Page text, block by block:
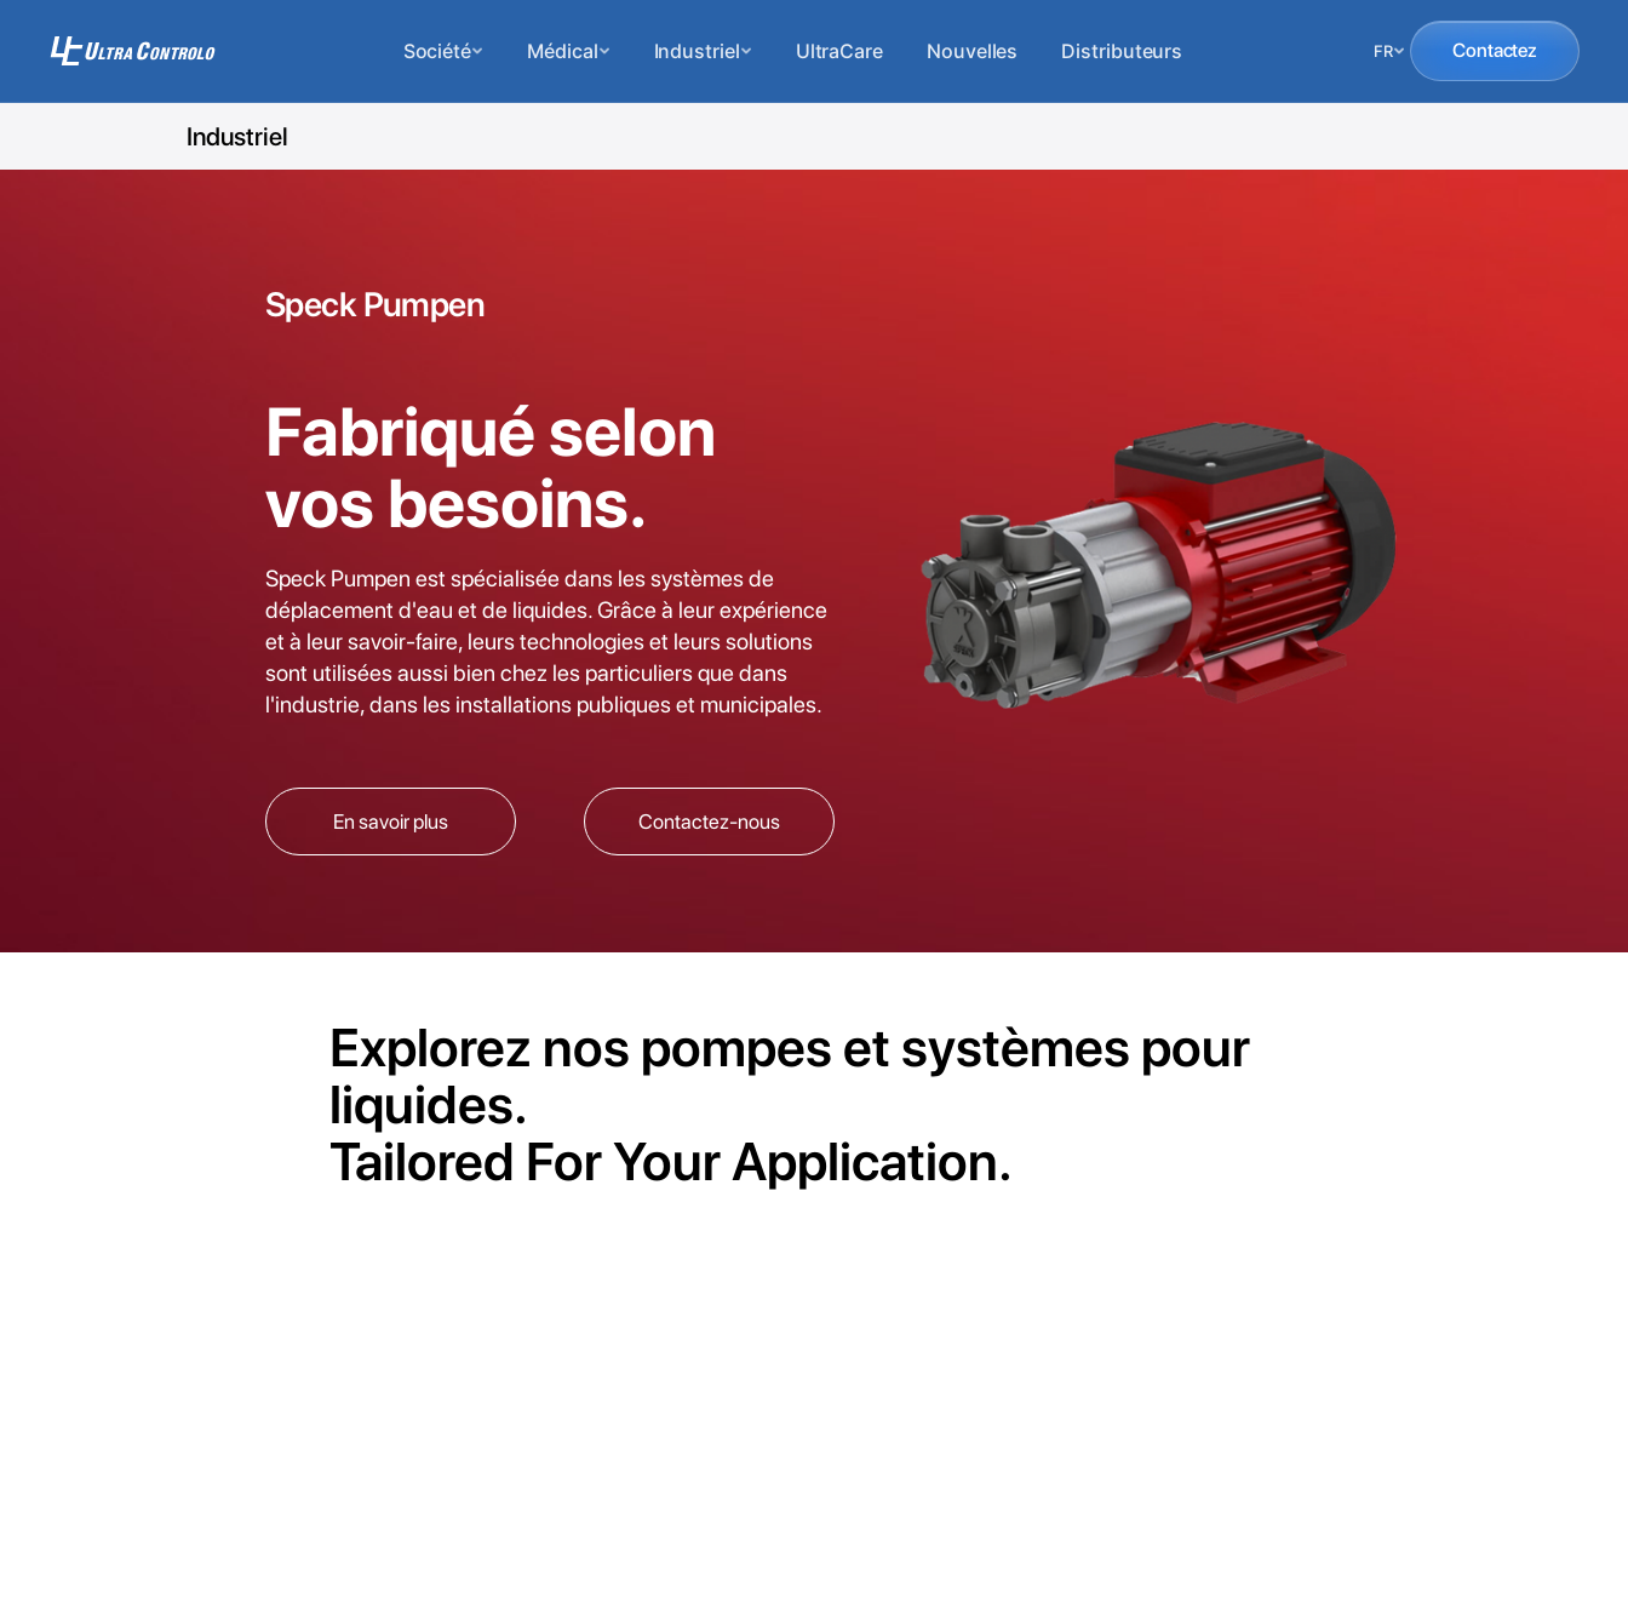
Société Médical Industriel UltraCare Nouvelles Distributeurs FR Contactez
Industriel
Speck Pumpen
Fabriqué selon
vos besoins.
Speck Pumpen est spécialisée dans les systèmes de
déplacement d'eau et de liquides. Grâce à leur expérience
et à leur savoir-faire, leurs technologies et leurs solutions
sont utilisées aussi bien chez les particuliers que dans
l'industrie, dans les installations publiques et municipales.
En savoir plus Contactez-nous
Explorez nos pompes et systèmes pour
liquides.
Tailored For Your Application.